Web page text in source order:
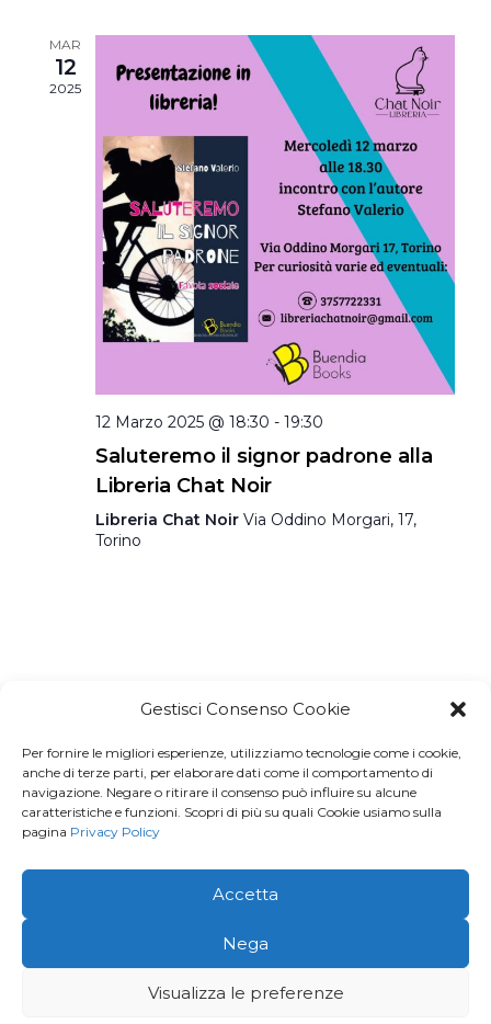
Gestisci Consenso Cookie
Per fornire le migliori esperienze, utilizziamo tecnologie come i cookie,
anche di terze parti, per elaborare dati come il comportamento di
navigazione. Negare o ritirare il consenso può influire su alcune
caratteristiche e funzioni. Scopri di più su quali Cookie usiamo sulla
pagina Privacy Policy
Accetta
Nega
Visualizza le preferenze
MAR
12
2025
12 Marzo 2025 @ 18:30 - 19:30
Saluteremo il signor padrone alla
Libreria Chat Noir
Libreria Chat Noir Via Oddino Morgari, 17,
Torino
Iscriviti aMacondo Post, la
Newsletter di BuendiaBooks
La voglio!
© 2026 · Buendia Books - P.I 11678260016 | C.F.
MGVFNC86L43L219J |Privacy Policy
Creato e aggiornato con cura daGloweb.it